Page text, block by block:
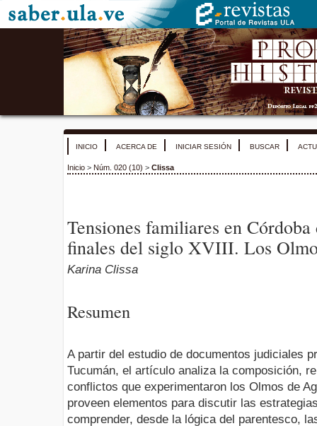
INICIO ACERCA DE INICIAR SESIÓN BUSCAR
Inicio > Núm. 020 (10) > Clissa
Tensiones familiares en
finales del siglo XVIII. Los
Karina Clissa
Resumen
A partir del estudio de documentos judiciales
Tucumán, el artículo analiza la composición,
conflictos que experimentaron los Olmos de
proveen elementos para discutir las
comprender, desde la lógica del parentesco,